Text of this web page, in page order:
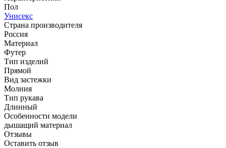
Пол
Унисекс
Страна производителя
Россия
Материал
Футер
Тип изделий
Прямой
Вид застежки
Молния
Тип рукава
Длинный
Особенности модели
дышащий материал
Отзывы
Оставить отзыв